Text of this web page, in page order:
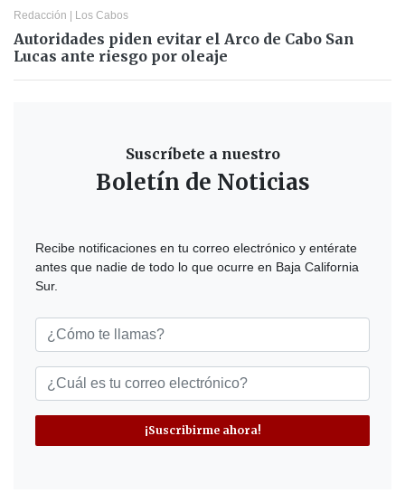
Redacción | Los Cabos
Autoridades piden evitar el Arco de Cabo San
Lucas ante riesgo por oleaje
Suscríbete a nuestro
Boletín de Noticias
Recibe notificaciones en tu correo electrónico y entérate
antes que nadie de todo lo que ocurre en Baja California
Sur.
¡Suscribirme ahora!